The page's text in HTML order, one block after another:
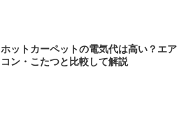
ホットカーペットの電気代は高い？エア
コン・こたつと比較して解説